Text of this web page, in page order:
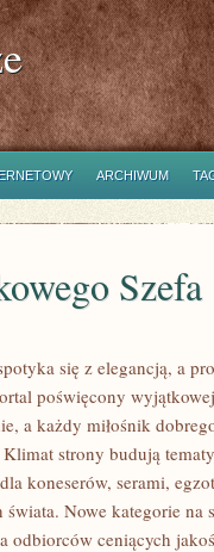
ARCHIWUM
Szefa
się z elegancją, a
poświęcony
a każdy miłośnik
strony budują
koneserów, serami,
Nowe kategorie na
odbiorców ceniących